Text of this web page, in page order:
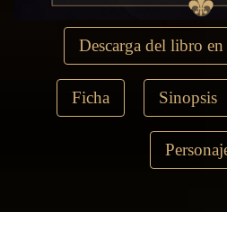
Descarga del libro
Ficha Sinopsis